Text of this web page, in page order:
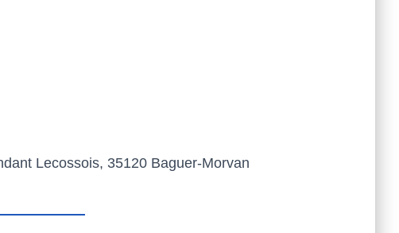
Lecossois, 35120 Baguer-Morvan